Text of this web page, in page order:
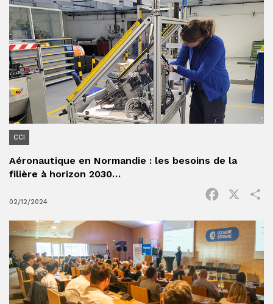
CCI
Aéronautique en Normandie : les besoins de la
filière à horizon 2030…
02/12/2024
Facebook